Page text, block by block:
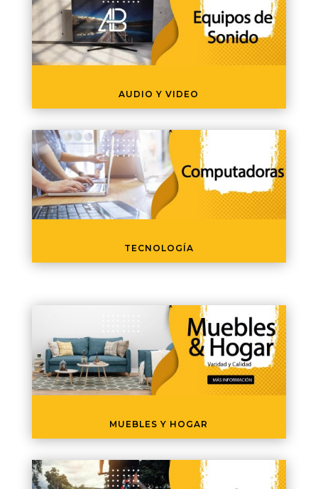
AUDIO Y VIDEO
TECNOLOGÍA
MUEBLES Y HOGAR